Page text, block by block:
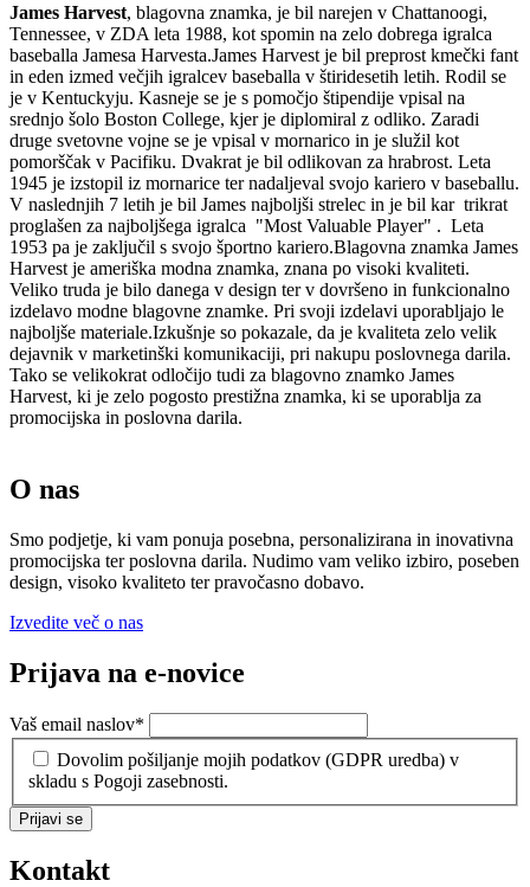
James Harvest, blagovna znamka, je bil narejen v Chattanoogi,
Tennessee, v ZDA leta 1988, kot spomin na zelo dobrega igralca
baseballa Jamesa Harvesta.James Harvest je bil preprost kmečki fant
in eden izmed večjih igralcev baseballa v štiridesetih letih. Rodil se
je v Kentuckyju. Kasneje se je s pomočjo štipendije vpisal na
srednjo šolo Boston College, kjer je diplomiral z odliko. Zaradi
druge svetovne vojne se je vpisal v mornarico in je služil kot
pomorščak v Pacifiku. Dvakrat je bil odlikovan za hrabrost. Leta
1945 je izstopil iz mornarice ter nadaljeval svojo kariero v baseballu.
V naslednjih 7 letih je bil James najboljši strelec in je bil kar trikrat
proglašen za najboljšega igralca "Most Valuable Player" . Leta
1953 pa je zaključil s svojo športno kariero.Blagovna znamka James
Harvest je ameriška modna znamka, znana po visoki kvaliteti.
Veliko truda je bilo danega v design ter v dovršeno in funkcionalno
izdelavo modne blagovne znamke. Pri svoji izdelavi uporabljajo le
najboljše materiale.Izkušnje so pokazale, da je kvaliteta zelo velik
dejavnik v marketinški komunikaciji, pri nakupu poslovnega darila.
Tako se velikokrat odločijo tudi za blagovno znamko James
Harvest, ki je zelo pogosto prestižna znamka, ki se uporablja za
promocijska in poslovna darila.
O nas
Smo podjetje, ki vam ponuja posebna, personalizirana in inovativna
promocijska ter poslovna darila. Nudimo vam veliko izbiro, poseben
design, visoko kvaliteto ter pravočasno dobavo.
Izvedite več o nas
Prijava na e-novice
Vaš email naslov*
Dovolim pošiljanje mojih podatkov (GDPR uredba) v
skladu s Pogoji zasebnosti.
Prijavi se
Kontakt